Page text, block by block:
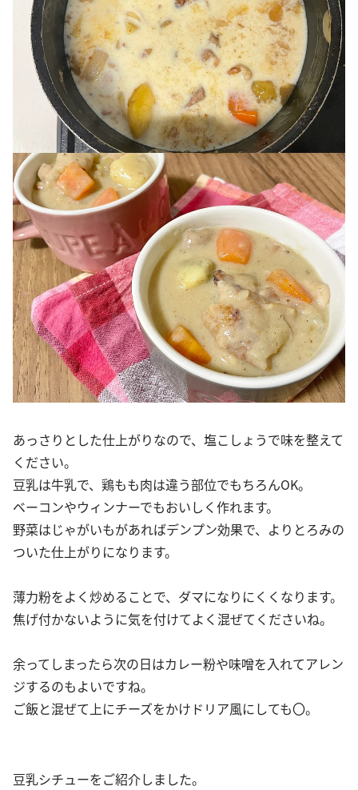
あっさりとした仕上がりなので、塩こしょうで味を整えて
ください。
豆乳は牛乳で、鶏もも肉は違う部位でもちろんOK。
ベーコンやウィンナーでもおいしく作れます。
野菜はじゃがいもがあればデンプン効果で、よりとろみの
ついた仕上がりになります。
薄力粉をよく炒めることで、ダマになりにくくなります。
焦げ付かないように気を付けてよく混ぜてくださいね。
余ってしまったら次の日はカレー粉や味噌を入れてアレン
ジするのもよいですね。
ご飯と混ぜて上にチーズをかけドリア風にしても〇。
豆乳シチューをご紹介しました。